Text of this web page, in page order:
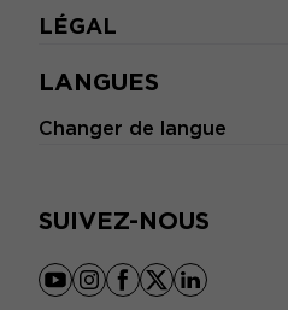
LANGUES
Changer de langue
SUIVEZ-NOUS
youtube
instagram
facebook
x linkedin
LÉGAL